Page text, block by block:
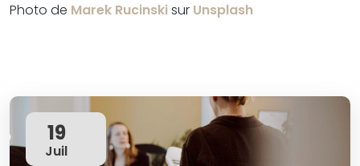
Photo de Marek Rucinskisur Unsplash
19
Juil